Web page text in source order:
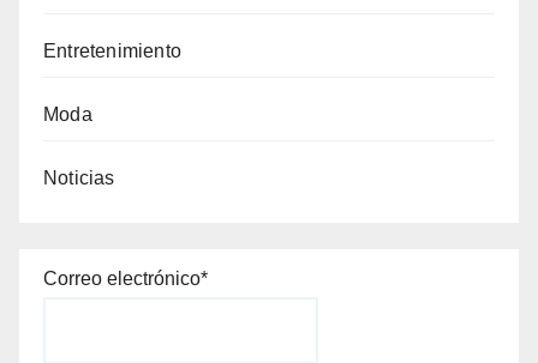
Entretenimiento
Moda
Noticias
Correo electrónico*